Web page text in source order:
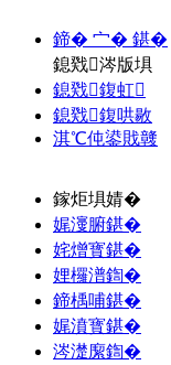
鍗� 宀� 鍖�
鎴戣涔版埧
鎴戣鍑虹
鎴戣鍑哄敭
淇℃伅鍙戝竷
鎵炬埧婧�
娓濅腑鍖�
姹熷寳鍖�
娌欏潽鍧�
鍗楀哺鍖�
娓濆寳鍖�
涔濋緳鍧�